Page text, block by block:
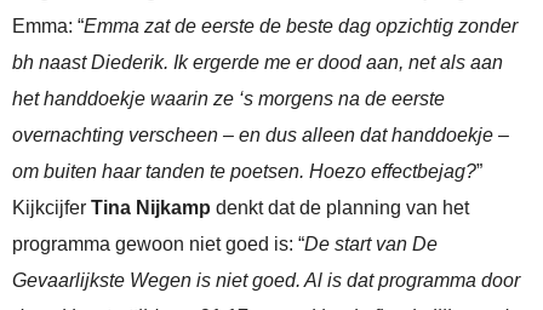
Emma: “Emma zat de eerste de beste dag opzichtig zonder
bh naast Diederik. Ik ergerde me er dood aan, net als aan
het handdoekje waarin ze ‘s morgens na de eerste
overnachting verscheen – en dus alleen dat handdoekje –
om buiten haar tanden te poetsen. Hoezo effectbejag?”
Kijkcijfer Tina Nijkamp denkt dat de planning van het
programma gewoon niet goed is: “De start van De
Gevaarlijkste Wegen is niet goed. Al is dat programma door